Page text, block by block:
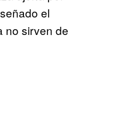
el
no sirven de